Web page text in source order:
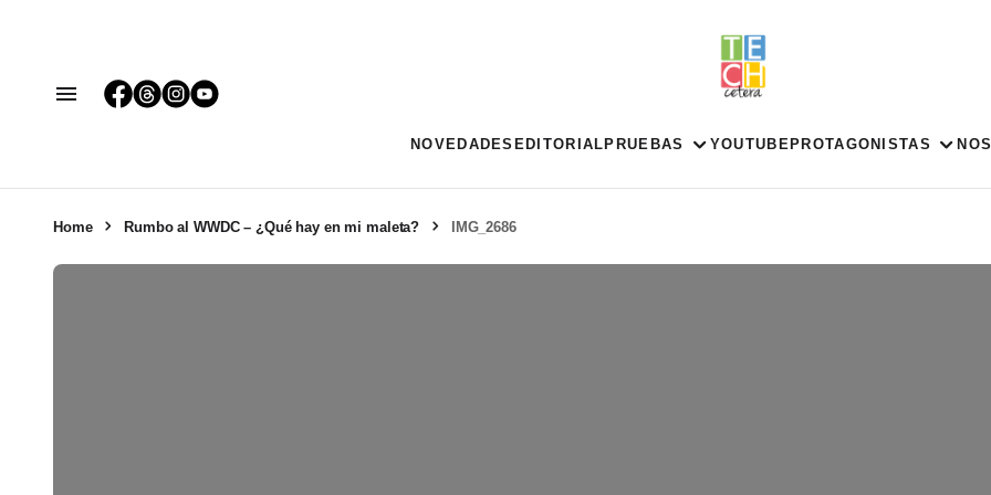
NOVEDADES EDITORIAL PRUEBAS YOUTUBE PROTAGONISTAS
Home Rumbo al WWDC – ¿Qué hay en mi maleta? IMG_2686